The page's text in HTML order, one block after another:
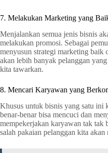
7. Melakukan Marketing yang
Menjalankan semua jenis bisnis
melakukan promosi. Sebagai
menyusun strategi marketing baik
akan lebih banyak pelanggan
kita tawarkan.
8. Mencari Karyawan yang
Khusus untuk bisnis yang satu ini
benar-benar bisa mencuci dan
mempekerjakan karyawan tak tak
salah pakaian pelanggan kita